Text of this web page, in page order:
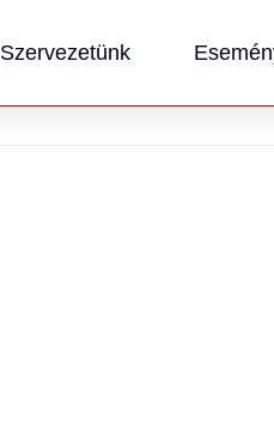
Szervezetünk